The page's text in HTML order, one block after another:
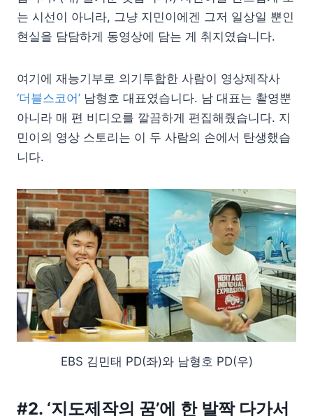
는 시선이 아니라, 그냥 지민이에겐 그저 일상일 뿐인
현실을 담담하게 동영상에 담는 게 취지였습니다.
여기에 재능기부로 의기투합한 사람이 영상제작사
‘더블스코어’ 남형호 대표였습니다. 남 대표는 촬영뿐
아니라 매 편 비디오를 깔끔하게 편집해줬습니다. 지
민이의 영상 스토리는 이 두 사람의 손에서 탄생했습
니다.
EBS 김민태 PD(좌)와 남형호 PD(우)
#2. ‘지도제작의 꿈’에 한 발짝 다가서